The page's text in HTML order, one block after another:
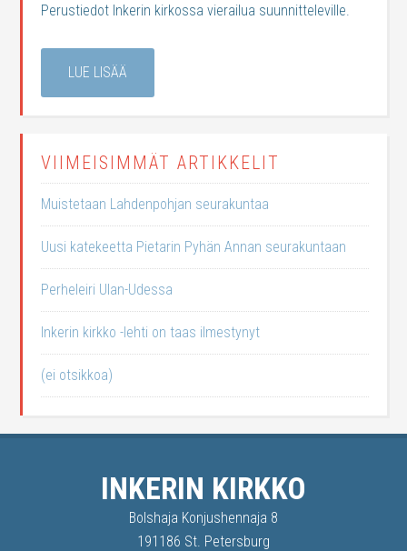
Perustiedot Inkerin kirkossa vierailua suunnitteleville.
LUE LISÄÄ
VIIMEISIMMÄT ARTIKKELIT
Muistetaan Lahdenpohjan seurakuntaa
Uusi katekeetta Pietarin Pyhän Annan seurakuntaan
Perheleiri Ulan-Udessa
Inkerin kirkko -lehti on taas ilmestynyt
(ei otsikkoa)
INKERIN KIRKKO
Bolshaja Konjushennaja 8
191186 St. Petersburg